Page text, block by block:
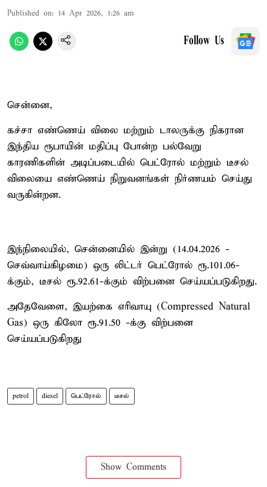
Published on: 14 Apr 2026, 1:26 am
Follow Us
சென்னை,
கச்சா எண்ணெய் விலை மற்றும் டாலருக்கு நிகரான
இந்திய ரூபாயின் மதிப்பு போன்ற பல்வேறு
காரணிகளின் அடிப்படையில் பெட்ரோல் மற்றும் டீசல்
விலையை எண்ணெய் நிறுவனங்கள் நிர்ணயம் செய்து
வருகின்றன.
இந்நிலையில், சென்னையில் இன்று (14.04.2026 -
செவ்வாய்கிழமை) ஒரு லிட்டர் பெட்ரோல் ரூ.101.06-
க்கும், டீசல் ரூ.92.61-க்கும் விற்பனை செய்யப்படுகிறது.
அதேவேளை, இயற்கை எரிவாயு (Compressed Natural
Gas) ஒரு கிலோ ரூ.91.50 -க்கு விற்பனை
செய்யப்படுகிறது
petrol diesel பெட்ரோல் டீசல்
Show Comments